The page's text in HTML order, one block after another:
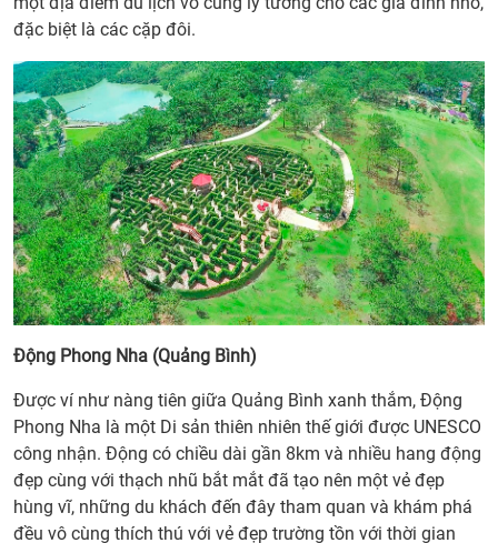
nên
đi
chơi
ở
đâu
miền
Bắc?
2. Lễ
30/4
- 1/5
nên
đi
chơi
đâu
đặc biệt là các cặp đôi.
Động Phong Nha (Quảng Bình)
Được ví như nàng tiên giữa Quảng Bình xanh thắm, Động
Phong Nha là một Di sản thiên nhiên thế giới được UNESCO
công nhận. Động có chiều dài gần 8km và nhiều hang động
đẹp cùng với thạch nhũ bắt mắt đã tạo nên một vẻ đẹp
hùng vĩ, những du khách đến đây tham quan và khám phá
đều vô cùng thích thú với vẻ đẹp trường tồn với thời gian